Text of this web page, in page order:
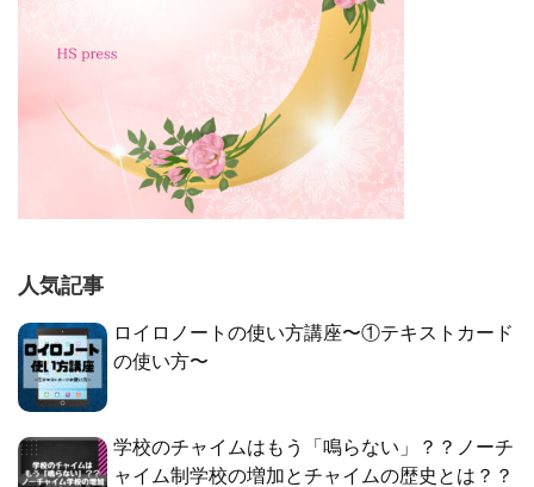
人気記事
ロイロノートの使い方講座〜①テキストカード
の使い方〜
学校のチャイムはもう「鳴らない」？？ノーチ
ャイム制学校の増加とチャイムの歴史とは？？